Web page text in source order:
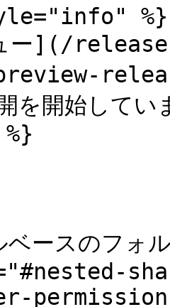
%}
ー](/
を開始してい
ースのフォ